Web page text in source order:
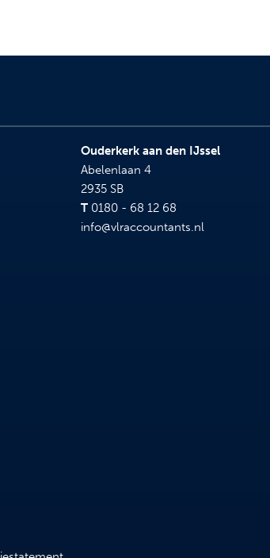
Ouderkerk aan den IJssel
Abelenlaan 4
2935 SB
T0180 - 68 12 68
info@vlraccountants.nl